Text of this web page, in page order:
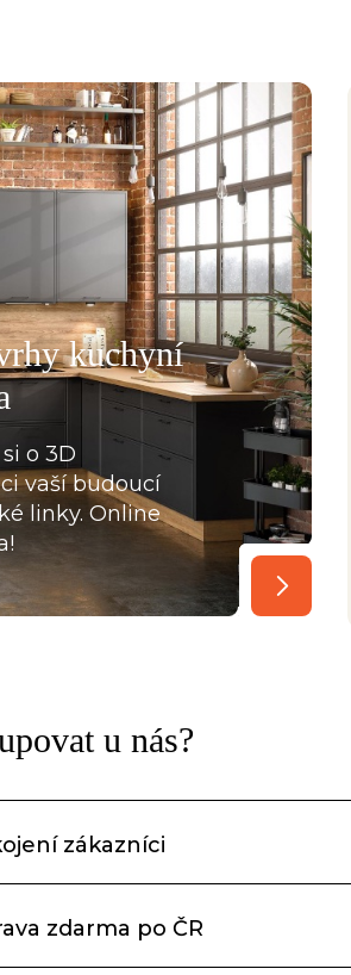
kuchyní
o 3D
vaší budoucí
linky. Online
a kvalitní. Ochotný personál,
ihned, bez prodlení.
stejně tak mi poslala i
skříní. Montéři u nás strávili
která na ně ať už ze strany
Nakonec při předání
u nás?
zákazníci
zdarma po ČR